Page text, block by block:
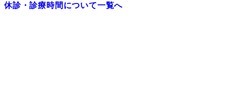
休診・診療時間について一覧へ